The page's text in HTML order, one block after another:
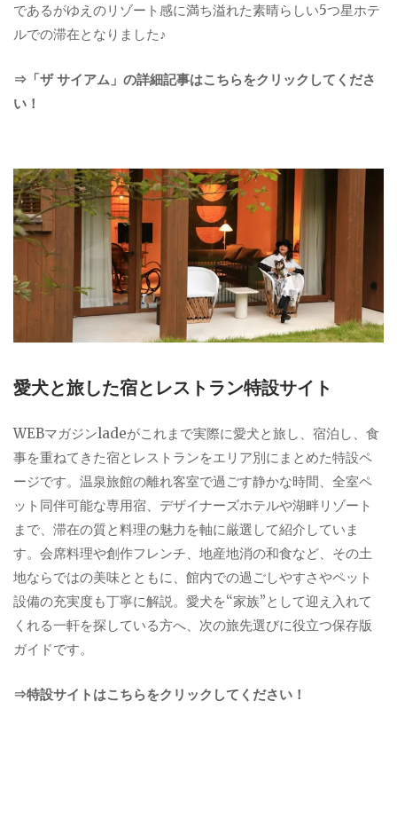
であるがゆえのリゾート感に満ち溢れた素晴らしい5つ星ホテ
ルでの滞在となりました♪
⇒「ザ サイアム」の詳細記事はこちらをクリックしてくださ
い！
愛犬と旅した宿とレストラン特設サイト
WEBマガジンladeがこれまで実際に愛犬と旅し、宿泊し、食
事を重ねてきた宿とレストランをエリア別にまとめた特設ペ
ージです。温泉旅館の離れ客室で過ごす静かな時間、全室ペ
ット同伴可能な専用宿、デザイナーズホテルや湖畔リゾート
まで、滞在の質と料理の魅力を軸に厳選して紹介していま
す。会席料理や創作フレンチ、地産地消の和食など、その土
地ならではの美味とともに、館内での過ごしやすさやペット
設備の充実度も丁寧に解説。愛犬を“家族”として迎え入れて
くれる一軒を探している方へ、次の旅先選びに役立つ保存版
ガイドです。
⇒特設サイトはこちらをクリックしてください！